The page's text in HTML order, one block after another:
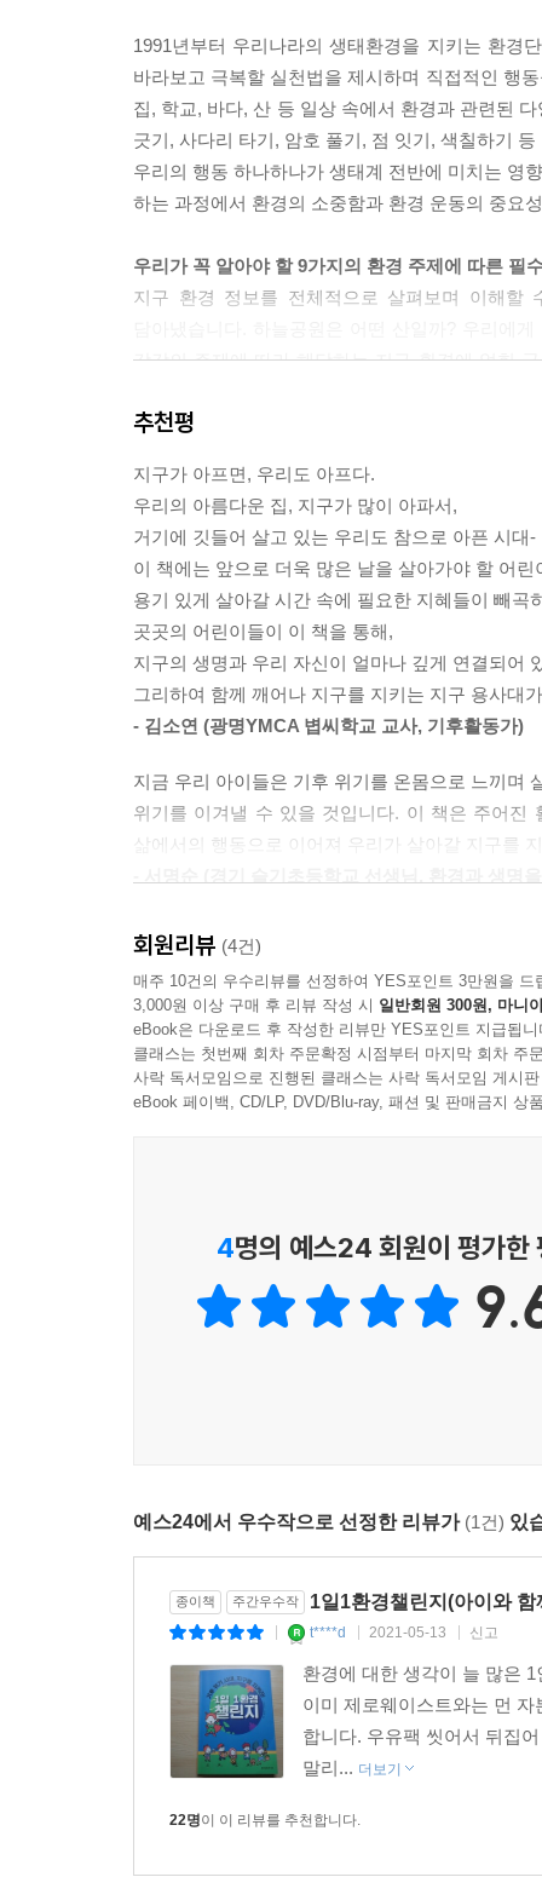
1991년부터 우리나라의 생태환경을 지키는 환경
바라보고 극복할 실천법을 제시하며 직접적인 행
집, 학교, 바다, 산 등 일상 속에서 환경과 관련된
긋기, 사다리 타기, 암호 풀기, 점 잇기, 색칠하기
우리의 행동 하나하나가 생태계 전반에 미치는 영
하는 과정에서 환경의 소중함과 환경 운동의 중요
우리가 꼭 알아야 할 9가지의 환경 주제에 따른 필
지구 환경 정보를 전체적으로 살펴보며 이해
각각의 주제에 따라 해당하는 지구 환경에 얽힌
『1일 1환경 챌린지』는 하루 한 개의 환경 도전
말, 알맞은 분리배출함을 찾아라! 슬라임과 감기
만난다면? 등 캐릭터 자몽이와 함께 지금, 생활
위기를 예방할 수 있는 다양한 실천 방법에 대해
총 101가지의 다양한 놀이 활동으로 익히는 환경
총 101가지의 지구 환경 이야기를 효과적으로
숲에 불을 낸 범인을 잡아라!), 다른 그림 찾기(양
지렁이), 암호 풀기(뿌연 하늘을 만든 범인은?),
보다 시각적으로 쉽게 이해할 수 있습니다. 또
지킴이가 되어 있을 것이며, 자연스럽게 환경을
▶ STEP 3. 환경 문제를 해결할 방법을 읽어봅니다.
▶ STEP 4. 환경과 관련된 실제 사례를 통해 보다
생태환경을 지키는 녹색연합의 활동, 그리고 환경
시민들과 함께 현장에서 발로 뛰며 답을 찾는 환
활동하고 있는 환경 활동가들의 조언과 추천을
추천평
지구가 아프면, 우리도 아프다.
우리의 아름다운 집, 지구가 많이 아파서,
거기에 깃들어 살고 있는 우리도 참으로 아픈 시대-
이 책에는 앞으로 더욱 많은 날을 살아가야 할 어
용기 있게 살아갈 시간 속에 필요한 지혜들이 빼곡
곳곳의 어린이들이 이 책을 통해,
지구의 생명과 우리 자신이 얼마나 깊게 연결되어
그리하여 함께 깨어나 지구를 지키는 지구 용사대
- 김소연 (광명YMCA 볍씨학교 교사, 기후활동가)
지금 우리 아이들은 기후 위기를 온몸으로 느끼며
위기를 이겨낼 수 있을 것입니다. 이 책은 주어진
삶에서의 행동으로 이어져 우리가 살아갈 지구를
우리가 살 수 있는 단 하나뿐인 지구, 하나뿐인
벌레 등의 자연 생명이 우리 사람 때문에 죽어
있습니다. 우리가 살기 위해서 자신의 생명 같
인간들입니다. 이제 지구 자연은 더는 버틸 수 없
더 엄청난 재앙을 가져올 기후 위기가 바로 눈앞에
어떻게 해야 나도 살고 지구 자연도 살릴 수 있을
그러다 보면 어느새 1일 1환경 챌린지를 완성하
기후 위기, 장난감의 비밀을 다루며 다른 생명
교육 과 실천을 통해 건강하고 건전한 환경 시민
미래세대를 위한 교육의 핵심은 교육의 생태적
넘어서는 이유도 아이들이 자신의 삶을 생태
재해석하도록 도와준다는 것입니다. 그리고 스스
위기라는 전 지구적 화두를 어떻게 풀어갈 것
어른에게도요!
쓰레기 문제를 해결하기 위한 소비자의 올바른
회원리뷰 (4건)
매주 10건의 우수리뷰를 선정하여 YES포인트 3만원을 드
3,000원 이상 구매 후 리뷰 작성 시 일반회원 300원, 마니
eBook은 다운로드 후 작성한 리뷰만 YES포인트 지급됩니
클래스는 첫번째 회차 주문확정 시점부터 마지막 회차 주
사락 독서모임으로 진행된 클래스는 사락 독서모임 게시
eBook 페이백, CD/LP, DVD/Blu-ray, 패션 및 판매금지 상
4명의 예스24 회원이 평가한
예스24에서 우수작으로 선정한 리뷰가 (1건) 있
종이책 주간우수작 1일1환경챌린지(아이와
t****d 2021-05-13 신고
환경에 대한 생각이 늘 많은
이미 제로웨이스트와는 먼
합니다. 우유팩 씻어서 뒤집
말리... 더보기
22명이 이 리뷰를 추천합니다.